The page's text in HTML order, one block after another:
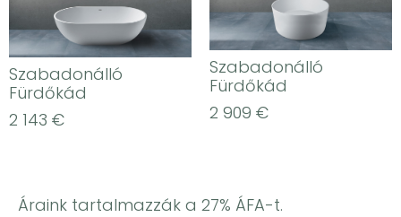
Szabadonálló
Fürdőkád
2 143 €
Szabadonálló
Fürdőkád
2 909 €
Áraink tartalmazzák a 27% ÁFA-t.